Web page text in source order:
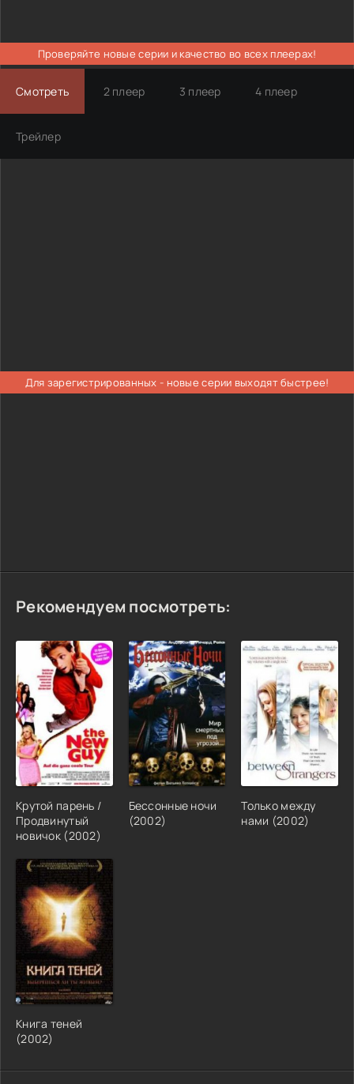
Проверяйте новые серии и качество во всех плеерах!
Смотреть 2 плеер 3 плеер 4 плеер
Трейлер
Для зарегистрированных - новые серии выходят быстрее!
Рекомендуем посмотреть:
Крутой парень /
Продвинутый
новичок (2002)
Бессонные ночи
(2002)
Только между
нами (2002)
Книга теней
(2002)